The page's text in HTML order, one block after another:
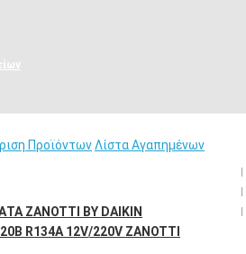
ΠροϊόντωνΛίστα Αγαπημένων
ZANOTTI BY DAIKIN
R134A 12V/220V ZANOTTI